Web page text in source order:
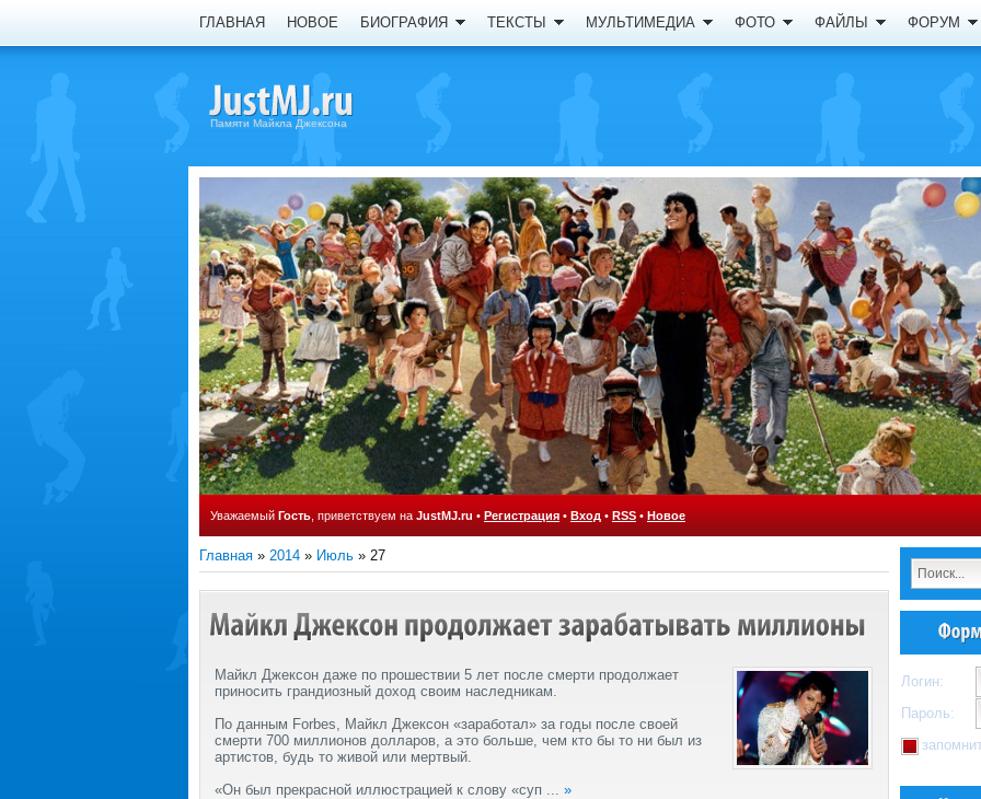
ГЛАВНАЯ НОВОЕ БИОГРАФИЯ ТЕКСТЫ МУЛЬТИМЕДИА ФОТО ФАЙЛЫ ФОРУМ
Памяти Майкла Джексона
Уважаемый Гость , приветствуем на JustMJ.ru • Регистрация • Вход • RSS • Новое
Главная » 2014 » Июль » 27
Майкл Джексон даже по прошествии 5 лет после смерти продолжает
приносить грандиозный доход своим наследникам.
По данным Forbes, Майкл Джексон «заработал» за годы после своей
смерти 700 миллионов долларов, а это больше, чем кто бы то ни был из
артистов, будь то живой или мертвый.
«Он был прекрасной иллюстрацией к слову «суп ... »
Логин:
Пароль: